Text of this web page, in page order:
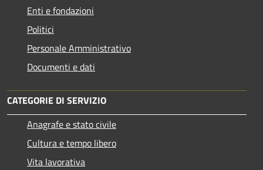
Enti e fondazioni
Politici
Personale Amministrativo
Documenti e dati
CATEGORIE DI SERVIZIO
Anagrafe e stato civile
Cultura e tempo libero
Vita lavorativa